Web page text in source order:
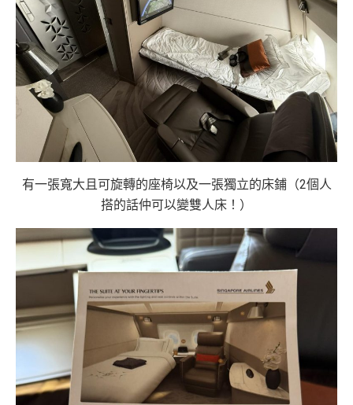
有一張寬大且可旋轉的座椅以及一張獨立的床鋪（2個人
搭的話仲可以變雙人床！）